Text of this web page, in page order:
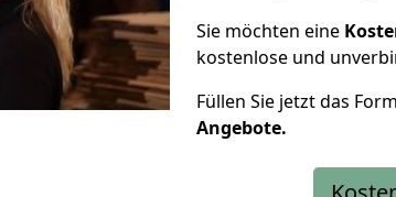
Sie möchten eine
kostenlose und
Füllen Sie jetzt das
Angebote.